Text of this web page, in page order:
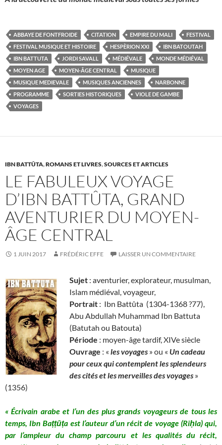
ABBAYE DE FONTFROIDE CITATION EMPIRE DU MALI
FESTIVAL
FESTIVAL MUSIQUE ET HISTOIRE
HESPÈRION XXI
IBN BATOUTAH
IBN BATTUTA
JORDI SAVALL MÉDIÉVALE
MONDE MÉDIÉVAL
MOYEN AGE
MOYEN-ÂGE CENTRAL
MUSIQUE
MUSIQUE MEDIEVALE
MUSIQUES ANCIENNES
NARBONNE
PROGRAMME
SORTIES HISTORIQUES
VIOLE DE GAMBE
VOYAGES
IBN BATTÛTA,ROMANS ET LIVRES,SOURCES ET ARTICLES
LE FABULEUX VOYAGE
D’IBN BATTÛTA, GRAND
AVENTURIER DU MOYEN-
ÂGE CENTRAL
1 JUIN 2017 FRÉDÉRIC EFFE LAISSER UN COMMENTAIRE
Sujet : aventurier, explorateur, musulman,
Islam médiéval, voyageur,
Portrait : Ibn Battûta (1304-1368 ?77),
Abu Abdullah Muhammad Ibn Battuta
(Batutah ou Batouta)
Période : moyen-âge tardif, XIVe siècle
Ouvrage : « les voyages » ou « Un cadeau
pour ceux qui contemplent les splendeurs
des cités et les merveilles des voyages »
(1356)
« Écrivain arabe et l’un des plus grands voyageurs de tous les
temps, Ibn Baṭṭūṭa est l’auteur d’un récit de voyage (Riḥla) qui,
par l’ampleur du champ parcouru et les qualités du récit,